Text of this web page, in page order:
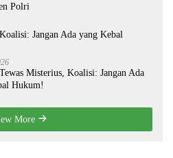
Polri
Misterius, Koalisi: Jangan Ada
Hukum!
More